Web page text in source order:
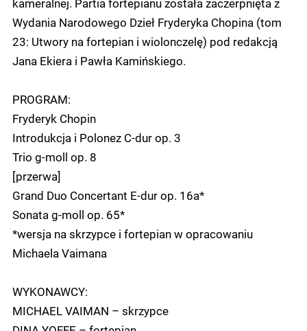
Wydania Narodowego Dzieł Fryderyka Chopina (tom
23: Utwory na fortepian i wiolonczelę) pod redakcją
Jana Ekiera i Pawła Kamińskiego.
PROGRAM:
Fryderyk Chopin
Introdukcja i Polonez C-dur op. 3
Trio g-moll op. 8
[przerwa]
Grand Duo Concertant E-dur op. 16a*
Sonata g-moll op. 65*
*wersja na skrzypce i fortepian w opracowaniu
Michaela Vaimana
WYKONAWCY:
MICHAEL VAIMAN – skrzypce